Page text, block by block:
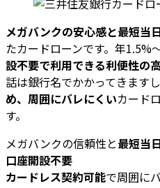
メガバンクの安心感と最短当
たカードローンです。年1.5%
設不要で利用できる利便性の
話は銀行名でかかってきますし
め、周囲にバレにくいカード
す。
メガバンクの信頼性と最短当
口座開設不要
カードレス契約可能で周囲に